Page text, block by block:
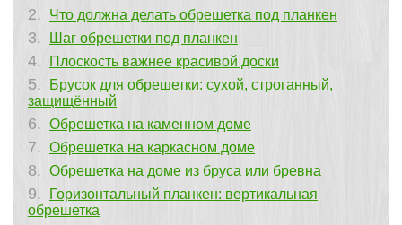
Что должна делать обрешетка под планкен
Шаг обрешетки под планкен
Плоскость важнее красивой доски
Брусок для обрешетки: сухой, строганный,
защищённый
Обрешетка на каменном доме
Обрешетка на каркасном доме
Обрешетка на доме из бруса или бревна
Горизонтальный планкен: вертикальная
обрешетка